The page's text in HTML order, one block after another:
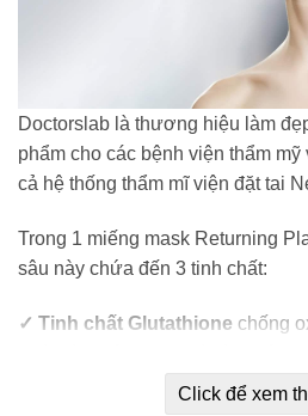
Doctorslab là thương hiệu làm
phẩm cho các bệnh viện thẩm mỹ
cả hệ thống thẩm mĩ viện đặt tai
Trong 1 miếng mask Returning
sâu này chứa đến 3 tinh chất:
✓ Tinh chất Glutathione chống
da. Nó giúp loại sạch độc tố và
Click để xem